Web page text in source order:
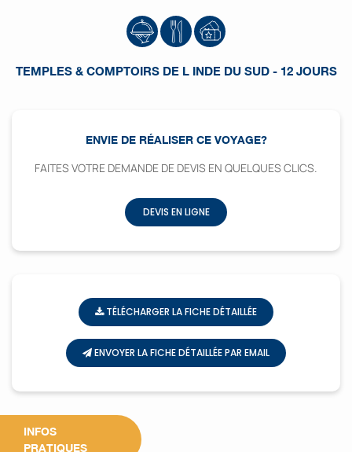
TEMPLES & COMPTOIRS DE L INDE DU SUD - 12 JOURS
ENVIE DE RÉALISER CE VOYAGE?
FAITES VOTRE DEMANDE DE DEVIS EN QUELQUES CLICS.
DEVIS EN LIGNE
TÉLÉCHARGER LA FICHE DÉTAILLÉE
ENVOYER LA FICHE DÉTAILLÉE PAR EMAIL
INFOS
PRATIQUES